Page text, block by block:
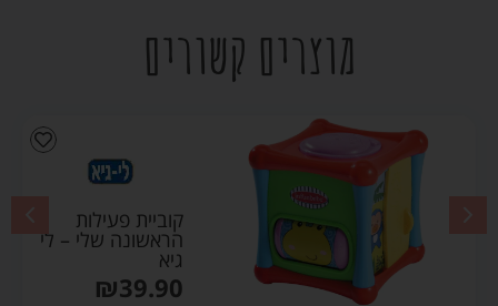
מוצרים קשורים
קוביית פעילות
הראשונה שלי – לי
גיא
₪39.90